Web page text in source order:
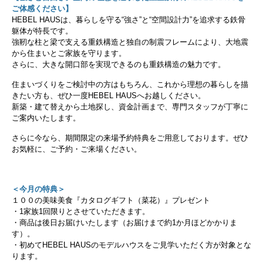
ご体感ください】
HEBEL HAUSは、暮らしを守る“強さ”と“空間設計力”を追求する鉄骨
躯体が特長です。
強靭な柱と梁で支える重鉄構造と独自の制震フレームにより、大地震
から住まいとご家族を守ります。
さらに、大きな開口部を実現できるのも重鉄構造の魅力です。
住まいづくりをご検討中の方はもちろん、これから理想の暮らしを描
きたい方も、ぜひ一度HEBEL HAUSへお越しください。
新築・建て替えから土地探し、資金計画まで、専門スタッフが丁寧に
ご案内いたします。
さらに今なら、期間限定の来場予約特典をご用意しております。ぜひ
お気軽に、ご予約・ご来場ください。
＜今月の特典＞
１００の美味美食『カタログギフト（菜花）』プレゼント
・1家族1回限りとさせていただきます。
・商品は後日お届けいたします（お届けまで約1か月ほどかかりま
す）。
・初めてHEBEL HAUSのモデルハウスをご見学いただく方が対象とな
ります。